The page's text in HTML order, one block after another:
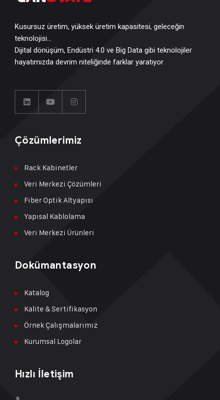
Kusursuz üretim, yüksek üretim kapasitesi, geleceğin
teknolojisi…
Dijital dönüşüm, Endüstri 4.0 ve Big Data gibi teknolojiler
hayatımızda devrim niteliğinde farklar yaratıyor
Çözümlerimiz
Rack Kabinetler
Veri Merkezi Çözümleri
Fiber Optik Altyapısı
Yapısal Kablolama
Veri Merkezi Ürünleri
Dokümantasyon
Katalog
Kalite & Sertifikasyon
Örnek Çalışmalarımız
Kurumsal Logolar
Hızlı İletişim